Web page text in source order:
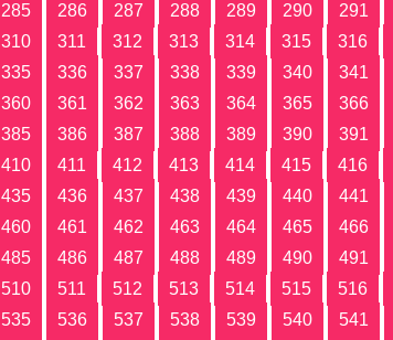
285 286 287 288 289 290 291
310 311 312 313 314 315 316
335 336 337 338 339 340 341
360 361 362 363 364 365 366
385 386 387 388 389 390 391
410 411 412 413 414 415 416
435 436 437 438 439 440 441
460 461 462 463 464 465 466
485 486 487 488 489 490 491
510 511 512 513 514 515 516
535 536 537 538 539 540 541